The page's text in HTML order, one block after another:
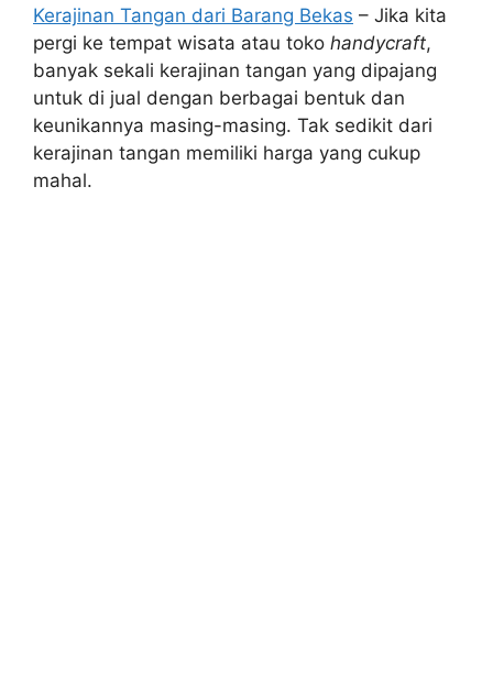
Kerajinan Tangan dari Barang Bekas – Jika kita
pergi ke tempat wisata atau toko handycraft,
banyak sekali kerajinan tangan yang dipajang
untuk di jual dengan berbagai bentuk dan
keunikannya masing-masing. Tak sedikit dari
kerajinan tangan memiliki harga yang cukup
mahal.